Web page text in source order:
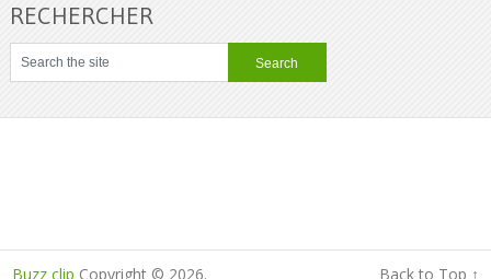
RECHERCHER
Buzz clip Copyright © 2026. Back to Top ↑